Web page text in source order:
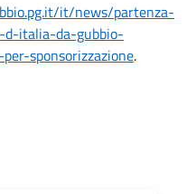
it/news/partenza-
italia-da-gubbio-
sponsorizzazione.